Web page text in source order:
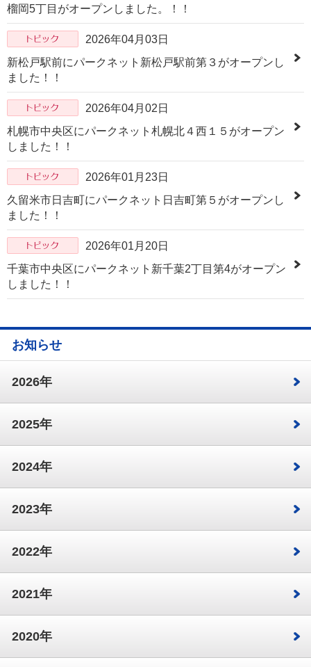
榴岡5丁目がオープンしました。！！
2026年04月03日
新松戸駅前にパークネット新松戸駅前第３がオープンし
ました！！
2026年04月02日
札幌市中央区にパークネット札幌北４西１５がオープン
しました！！
2026年01月23日
久留米市日吉町にパークネット日吉町第５がオープンし
ました！！
2026年01月20日
千葉市中央区にパークネット新千葉2丁目第4がオープン
しました！！
お知らせ
2026年
2025年
2024年
2023年
2022年
2021年
2020年